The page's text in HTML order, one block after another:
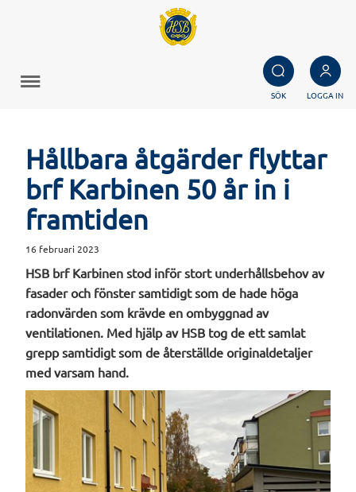
SÖK LOGGA IN
Hållbara åtgärder flyttar
brf Karbinen 50 år in i
framtiden
16 februari 2023
HSB brf Karbinen stod inför stort underhållsbehov av
fasader och fönster samtidigt som de hade höga
radonvärden som krävde en ombyggnad av
ventilationen. Med hjälp av HSB tog de ett samlat
grepp samtidigt som de återställde originaldetaljer
med varsam hand.